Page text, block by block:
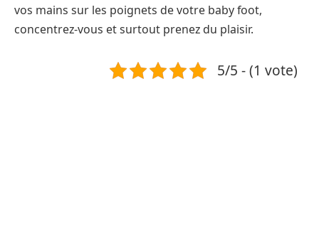
vos mains sur les poignets de votre baby foot,
concentrez-vous et surtout prenez du plaisir.
5/5 - (1 vote)